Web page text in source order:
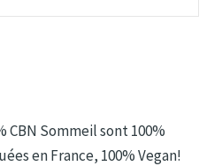
CBN Sommeil sont 100%
en France, 100% Vegan!